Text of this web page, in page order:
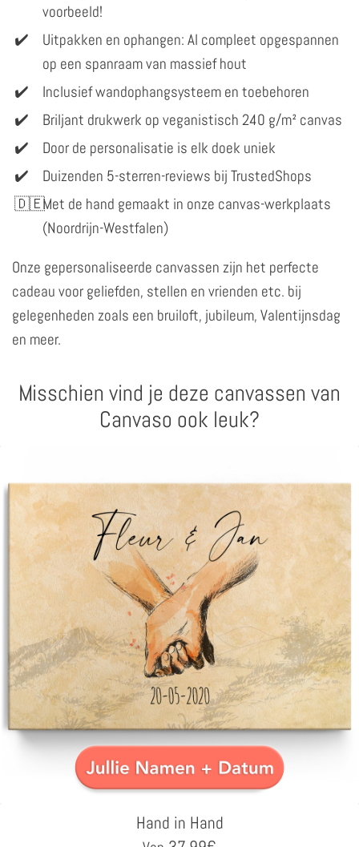
voorbeeld!
Uitpakken en ophangen: Al compleet opgespannen
op een spanraam van massief hout
Inclusief wandophangsysteem en toebehoren
Briljant drukwerk op veganistisch 240 g/m² canvas
Door de personalisatie is elk doek uniek
Duizenden 5-sterren-reviews bij TrustedShops
Met de hand gemaakt in onze canvas-werkplaats
(Noordrijn-Westfalen)
Onze gepersonaliseerde canvassen zijn het perfecte
cadeau voor geliefden, stellen en vrienden etc. bij
gelegenheden zoals een bruiloft, jubileum, Valentijnsdag
en meer.
Misschien vind je deze canvassen van
Canvaso ook leuk?
Hand in Hand